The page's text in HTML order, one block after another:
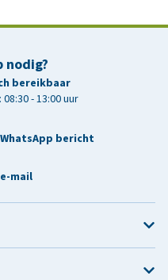
nodig?
bereikbaar
- 13:00 uur
bericht
mail